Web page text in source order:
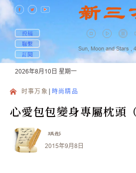
投稿
聯繫
訂閱
Sun, Moon and Stars ,
2026年8月10日 星期一
时事万象 時尚精品
心愛包包變身專屬枕頭（
瑀彤
2015年9月8日